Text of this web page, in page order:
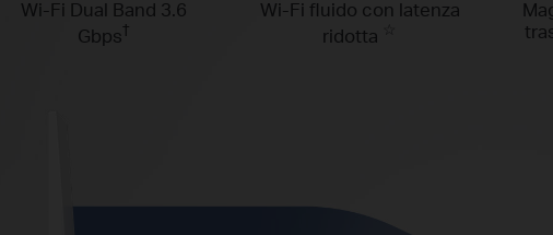
Wi-Fi Dual Band 3.6
Gbps†
Wi-Fi fluido con latenza
ridotta